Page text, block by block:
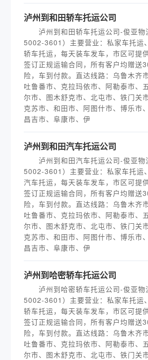
泸州到和田轿车托运公司
泸州到和田轿车托运公司-俊亚物
5002-3601）主要营业：私家车托运
轿车托运，每天装车发车，市区可提
签订正规运输合同，所有客户均赠送
险，车到付款。直达线路：乌鲁木齐
吐鲁番市、克拉玛依市、阿勒泰市、
尔市、图木舒克市、北屯市、铁门关
克苏市、和田市、阿图什市、博乐市
昌吉市、阜康市、伊
泸州到和田汽车托运公司
泸州到和田汽车托运公司-俊亚物
5002-3601）主要营业：私家车托运
汽车托运，每天装车发车，市区可提
签订正规运输合同，所有客户均赠送
险，车到付款。直达线路：乌鲁木齐
吐鲁番市、克拉玛依市、阿勒泰市、
尔市、图木舒克市、北屯市、铁门关
克苏市、和田市、阿图什市、博乐市
昌吉市、阜康市、伊
泸州到哈密轿车托运公司
泸州到哈密轿车托运公司-俊亚物
5002-3601）主要营业：私家车托运
轿车托运，每天装车发车，市区可提
签订正规运输合同，所有客户均赠送
险，车到付款。直达线路：乌鲁木齐
吐鲁番市、克拉玛依市、阿勒泰市、
尔市、图木舒克市、北屯市、铁门关